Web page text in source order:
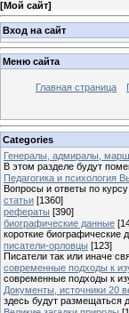
[Мой сайт]
Вход на сайт
Меню сайта
Главная страница
Categories
Генералы, адмиралы,
В этом разделе будут
Педагогика и психология
Вопросы и ответы по
статьи [1360]
рефераты [390]
биографические данные
короткие биографические
писатели-орловцы [123]
Писатели так или иначе
современные подходы к
современные подходы к
Документы, источники 20
здесь будут размещаться